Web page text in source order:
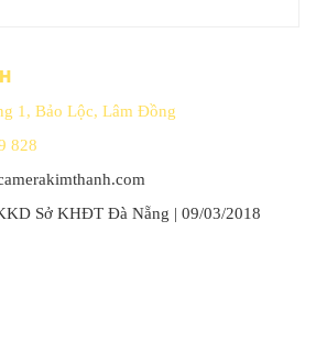
1, Bảo Lộc, Lâm Đồng
828
Sở KHĐT Đà Nẵng | 09/03/2018